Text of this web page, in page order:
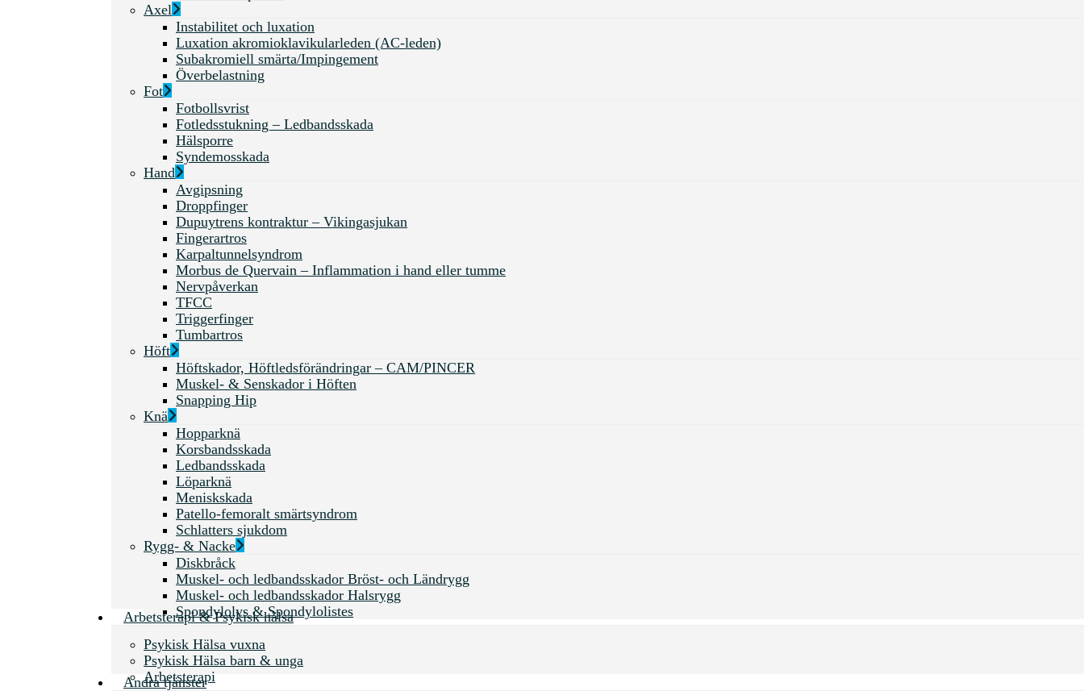
Axel
Instabilitet och luxation
Luxation akromioklavikularleden (AC-leden)
Subakromiell smärta/Impingement
Överbelastning
Fot
Fotbollsvrist
Fotledsstukning – Ledbandsskada
Hälsporre
Syndemosskada
Hand
Avgipsning
Droppfinger
Dupuytrens kontraktur – Vikingasjukan
Fingerartros
Karpaltunnelsyndrom
Morbus de Quervain – Inflammation i hand eller tumme
Nervpåverkan
TFCC
Triggerfinger
Tumbartros
Höft
Höftskador, Höftledsförändringar – CAM/PINCER
Muskel- & Senskador i Höften
Snapping Hip
Knä
Hopparknä
Korsbandsskada
Ledbandsskada
Löparknä
Meniskskada
Patello-femoralt smärtsyndrom
Schlatters sjukdom
Rygg- & Nacke
Diskbråck
Muskel- och ledbandsskador Bröst- och Ländrygg
Muskel- och ledbandsskador Halsrygg
Spondylolys & Spondylolistes
Arbetsterapi & Psykisk hälsa
Psykisk Hälsa vuxna
Psykisk Hälsa barn & unga
Arbetsterapi
Andra tjänster